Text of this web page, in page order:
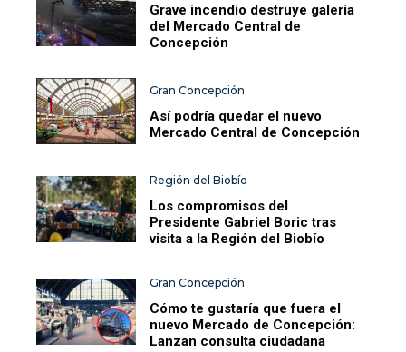
Grave incendio destruye galería
del Mercado Central de
Concepción
Gran Concepción
Así podría quedar el nuevo
Mercado Central de Concepción
Región del Biobío
Los compromisos del
Presidente Gabriel Boric tras
visita a la Región del Biobío
Gran Concepción
Cómo te gustaría que fuera el
nuevo Mercado de Concepción:
Lanzan consulta ciudadana